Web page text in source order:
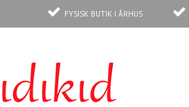
FYSISK BUTIK I ÅRHUS